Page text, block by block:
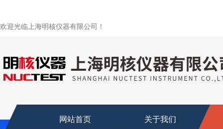
欢迎光临上海明核仪器有限公司！
网站首页 关于我们